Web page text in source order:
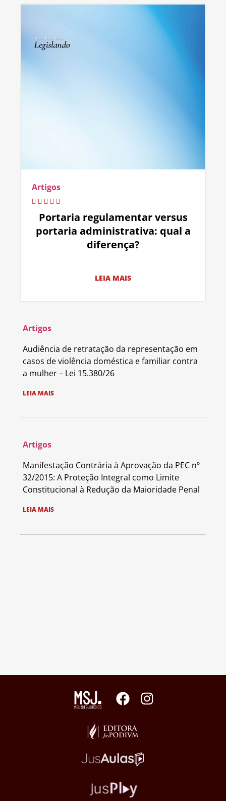
Artigos
Portaria regulamentar versus
portaria administrativa: qual a
diferença?
LEIA MAIS
Artigos
Audiência de retratação da representação em
casos de violência doméstica e familiar contra
a mulher – Lei 15.380/26
LEIA MAIS
Artigos
Manifestação Contrária à Aprovação da PEC nº
32/2015: A Proteção Integral como Limite
Constitucional à Redução da Maioridade Penal
LEIA MAIS